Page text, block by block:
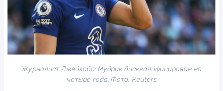
Журналист Джейкобс: Мудрик дисквалифицирован на
четыре года. Фото: Reuters